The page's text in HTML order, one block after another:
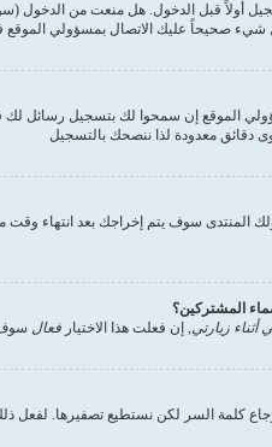
أولاً قبل الدخول. هل منعت من الدخول
شيء صحيحاً عليك الاتصال بمسؤولي
الموقع إن سمحوا لك بتسجيل رسائل
دقائق معدودة لذا ننصحك بالتسجيل
المنتدى سوف يتم إخراجك بعد انتهاء
المشتركين؟
زيارتي, إن فعلت هذا الاختيار فعال سوف
كلمة السر لكن نستطيع تصفيرها. لفعل